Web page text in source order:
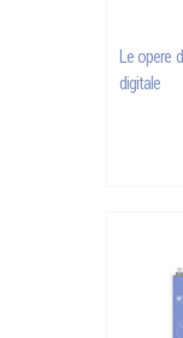
Le opere
digitale